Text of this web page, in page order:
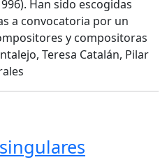
Han sido escogidas
a convocatoria por un
y compositoras
Teresa Catalán, Pilar